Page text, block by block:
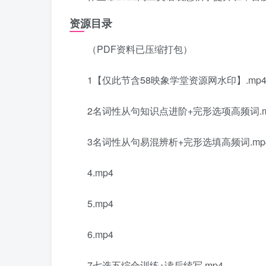
资源目录
（PDF资料已压缩打包）
1【仅此节含58映象学堂资源网水印】.mp4
2名词性从句知识点进阶+完形选项高频词
3名词性从句易混辨析+完形选填高频词
4.mp4
5.mp4
6.mp4